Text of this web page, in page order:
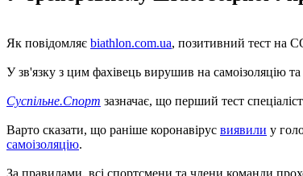
Як повідомляє biathlon.com.ua, позитивний тест на
У зв'язку з цим фахівець вирушив на самоізоляцію
Суспільне.Спорт зазначає, що перший тест
Варто сказати, що раніше коронавірус виявили у
самоізоляцію.
За правилами, всі спортсмени та члени команди